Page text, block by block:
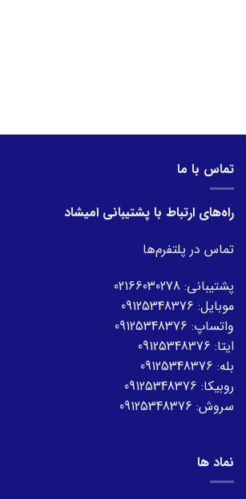
تماس با ما
راه‌های ارتباط با پشتیبانی امیشاد
تماس در پلتفرم‌ها
پشتیبانی: 02166030278
موبایل: 09125348376
واتساپ: 09125348376
ایتا: 09125348376
بله: 09125348376
روبیکا: 09125348376
سروش: 09125348376
نماد ها